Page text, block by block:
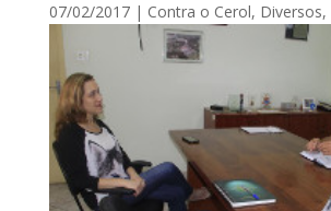
07/02/2017| Contra o Cerol, Diversos,